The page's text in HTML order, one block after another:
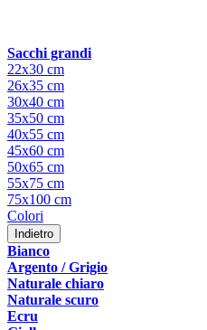
Sacchi grandi
22x30 cm
26x35 cm
30x40 cm
35x50 cm
40x55 cm
45x60 cm
50x65 cm
55x75 cm
75x100 cm
Colori
Indietro
Bianco
Argento / Grigio
Naturale chiaro
Naturale scuro
Ecru